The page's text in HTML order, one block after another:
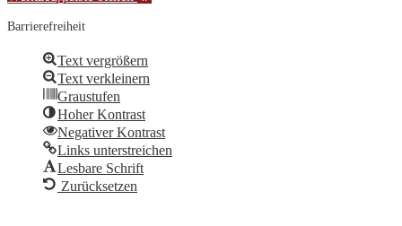
Barrierefreiheit
Text vergrößern
Text verkleinern
Graustufen
Hoher Kontrast
Negativer Kontrast
Links unterstreichen
Lesbare Schrift
Zurücksetzen